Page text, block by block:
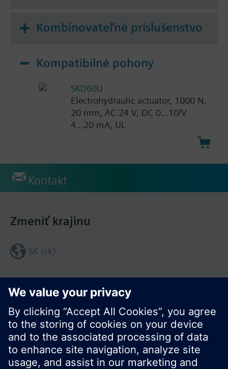
Kombinovateľné príslušenstvo
Kompatibilné pohony
SKD60U
Electrohydraulic actuator, 1000 N,
20 mm, AC 24 V, DC 0...10/V
4...20 mA, UL
Kontakt
Zdieľať túto stránku:
Zmeniť krajinu
SK (sk)